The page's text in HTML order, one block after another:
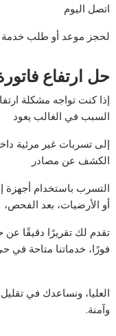
اتصل اليوم
لحجز موعد أو طلب خدمة
حل ارتفاع
إذا كنت تواجه مشكلة
السبب في الغالب يعود
إلى تسربات غير مرئية
الكشف عن مصادر
التسرب باستخدام أجهزة
أو الأرضيات، بعد الفحص،
تقدم لك تقريرًا دقيقًا عن
فورًا، خدماتنا متاحة في
العليا، ونساعدك في
وآمنة.